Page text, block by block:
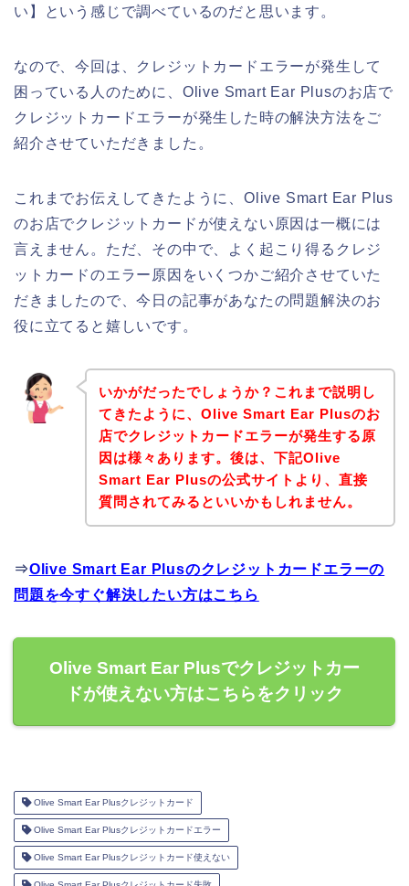
い】という感じで調べているのだと思います。
なので、今回は、クレジットカードエラーが発生して
困っている人のために、Olive Smart Ear Plusのお店で
クレジットカードエラーが発生した時の解決方法をご
紹介させていただきました。
これまでお伝えしてきたように、Olive Smart Ear Plus
のお店でクレジットカードが使えない原因は一概には
言えません。ただ、その中で、よく起こり得るクレジ
ットカードのエラー原因をいくつかご紹介させていた
だきましたので、今日の記事があなたの問題解決のお
役に立てると嬉しいです。
いかがだったでしょうか？これまで説明し
てきたように、Olive Smart Ear Plusのお
店でクレジットカードエラーが発生する原
因は様々あります。後は、下記Olive
Smart Ear Plusの公式サイトより、直接
質問されてみるといいかもしれません。
⇒Olive Smart Ear Plusのクレジットカードエラーの
問題を今すぐ解決したい方はこちら
Olive Smart Ear Plusでクレジットカー
ドが使えない方はこちらをクリック
Olive Smart Ear Plusクレジットカード
Olive Smart Ear Plusクレジットカードエラー
Olive Smart Ear Plusクレジットカード使えない